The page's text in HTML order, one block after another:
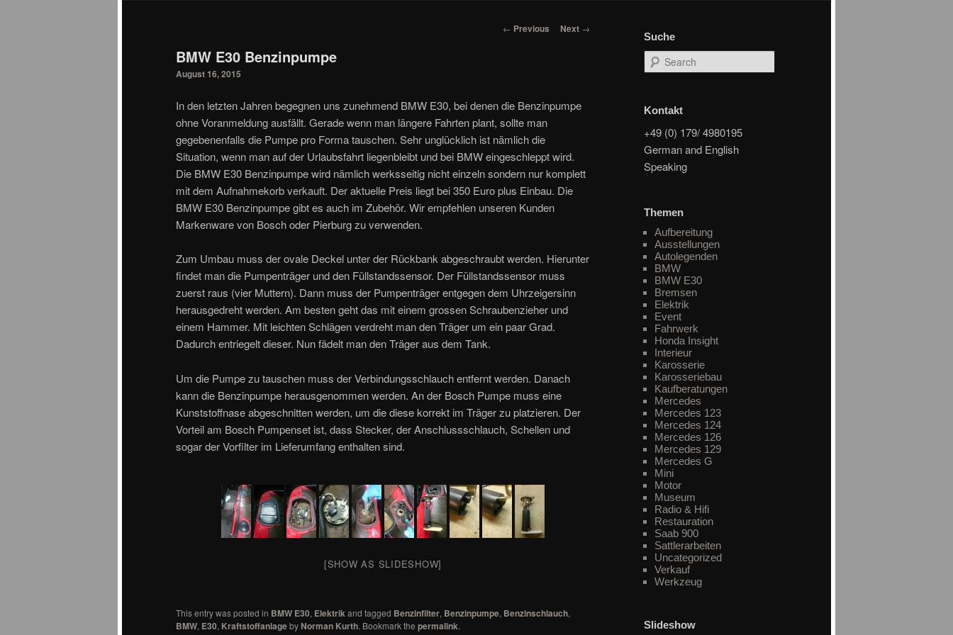
Post navigation
← Previous Next →
BMW E30 Benzinpumpe
August 16, 2015
In den letzten Jahren begegnen uns zunehmend BMW E30, bei denen die Benzinpumpe
ohne Voranmeldung ausfällt. Gerade wenn man längere Fahrten plant, sollte man
gegebenenfalls die Pumpe pro Forma tauschen. Sehr unglücklich ist nämlich die
Situation, wenn man auf der Urlaubsfahrt liegenbleibt und bei BMW eingeschleppt wird.
Die BMW E30 Benzinpumpe wird nämlich werksseitig nicht einzeln sondern nur komplett
mit dem Aufnahmekorb verkauft. Der aktuelle Preis liegt bei 350 Euro plus Einbau. Die
BMW E30 Benzinpumpe gibt es auch im Zubehör. Wir empfehlen unseren Kunden
Markenware von Bosch oder Pierburg zu verwenden.
Zum Umbau muss der ovale Deckel unter der Rückbank abgeschraubt werden. Hierunter
findet man die Pumpenträger und den Füllstandssensor. Der Füllstandssensor muss
zuerst raus (vier Muttern). Dann muss der Pumpenträger entgegen dem Uhrzeigersinn
herausgedreht werden. Am besten geht das mit einem grossen Schraubenzieher und
einem Hammer. Mit leichten Schlägen verdreht man den Träger um ein paar Grad.
Dadurch entriegelt dieser. Nun fädelt man den Träger aus dem Tank.
Um die Pumpe zu tauschen muss der Verbindungsschlauch entfernt werden. Danach
kann die Benzinpumpe herausgenommen werden. An der Bosch Pumpe muss eine
Kunststoffnase abgeschnitten werden, um die diese korrekt im Träger zu platzieren. Der
Vorteil am Bosch Pumpenset ist, dass Stecker, der Anschlussschlauch, Schellen und
sogar der Vorfilter im Lieferumfang enthalten sind.
[SHOW AS SLIDESHOW]
This entry was posted in BMW E30, Elektrikand tagged Benzinfilter, Benzinpumpe, Benzinschlauch,
BMW, E30, KraftstoffanlagebyNorman Kurth. Bookmark the permalink.
Suche
Search
Kontakt
+49 (0) 179/ 4980195
German and English
Speaking
Themen
Aufbereitung
Ausstellungen
Autolegenden
BMW
BMW E30
Bremsen
Elektrik
Event
Fahrwerk
Honda Insight
Interieur
Karosserie
Karosseriebau
Kaufberatungen
Mercedes
Mercedes 123
Mercedes 124
Mercedes 126
Mercedes 129
Mercedes G
Mini
Motor
Museum
Radio & Hifi
Restauration
Saab 900
Sattlerarbeiten
Uncategorized
Verkauf
Werkzeug
Slideshow